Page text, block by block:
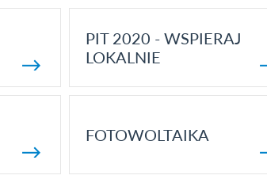
PIT 2020 - WSPIERAJ
LOKALNIE
FOTOWOLTAIKA